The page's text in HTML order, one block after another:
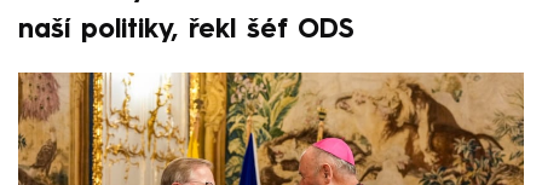
naší politiky, řekl šéf ODS